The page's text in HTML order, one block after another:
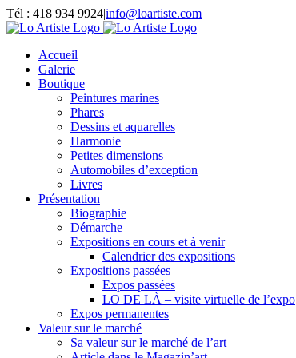
Passer
au
Tél : 418 934 9924|info@loartiste.com
Facebook
Instagram
Email
Pinterest
YouTube
Accueil
Galerie
Boutique
Peintures marines
Phares
Dessins et aquarelles
Harmonie
Petites dimensions
Automobiles d’exception
Livres
Présentation
Biographie
Démarche
Expositions en cours et à venir
Calendrier des expositions
Expositions passées
Expos passées
LO DE LÀ – visite virtuelle de l’expo
Expos permanentes
Valeur sur le marché
Sa valeur sur le marché de l’art